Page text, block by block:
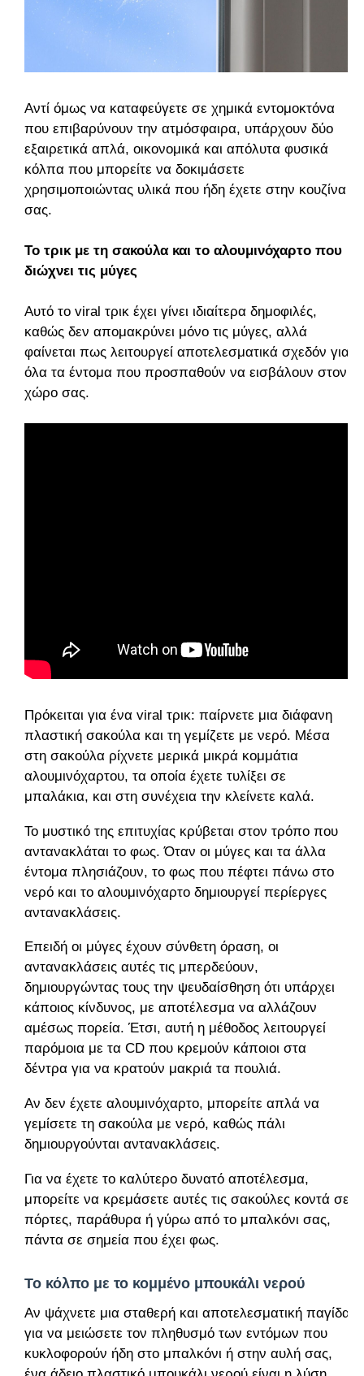
Αντί όμως να καταφεύγετε σε χημικά εντομοκτόνα
που επιβαρύνουν την ατμόσφαιρα, υπάρχουν δύο
εξαιρετικά απλά, οικονομικά και απόλυτα φυσικά
κόλπα που μπορείτε να δοκιμάσετε
χρησιμοποιώντας υλικά που ήδη έχετε στην κουζίνα
σας.
Το τρικ με τη σακούλα και το αλουμινόχαρτο που
διώχνει τις μύγες
Αυτό το viral τρικ έχει γίνει ιδιαίτερα δημοφιλές,
καθώς δεν απομακρύνει μόνο τις μύγες, αλλά
φαίνεται πως λειτουργεί αποτελεσματικά σχεδόν για
όλα τα έντομα που προσπαθούν να εισβάλουν στον
χώρο σας.
Πρόκειται για ένα viral τρικ: παίρνετε μια διάφανη
πλαστική σακούλα και τη γεμίζετε με νερό. Μέσα
στη σακούλα ρίχνετε μερικά μικρά κομμάτια
αλουμινόχαρτου, τα οποία έχετε τυλίξει σε
μπαλάκια, και στη συνέχεια την κλείνετε καλά.
Το μυστικό της επιτυχίας κρύβεται στον τρόπο που
αντανακλάται το φως. Όταν οι μύγες και τα άλλα
έντομα πλησιάζουν, το φως που πέφτει πάνω στο
νερό και το αλουμινόχαρτο δημιουργεί περίεργες
αντανακλάσεις.
Επειδή οι μύγες έχουν σύνθετη όραση, οι
αντανακλάσεις αυτές τις μπερδεύουν,
δημιουργώντας τους την ψευδαίσθηση ότι υπάρχει
κάποιος κίνδυνος, με αποτέλεσμα να αλλάζουν
αμέσως πορεία. Έτσι, αυτή η μέθοδος λειτουργεί
παρόμοια με τα CD που κρεμούν κάποιοι στα
δέντρα για να κρατούν μακριά τα πουλιά.
Αν δεν έχετε αλουμινόχαρτο, μπορείτε απλά να
γεμίσετε τη σακούλα με νερό, καθώς πάλι
δημιουργούνται αντανακλάσεις.
Για να έχετε το καλύτερο δυνατό αποτέλεσμα,
μπορείτε να κρεμάσετε αυτές τις σακούλες κοντά σε
πόρτες, παράθυρα ή γύρω από το μπαλκόνι σας,
πάντα σε σημεία που έχει φως.
Το κόλπο με το κομμένο μπουκάλι νερού
Αν ψάχνετε μια σταθερή και αποτελεσματική παγίδα
για να μειώσετε τον πληθυσμό των εντόμων που
κυκλοφορούν ήδη στο μπαλκόνι ή στην αυλή σας,